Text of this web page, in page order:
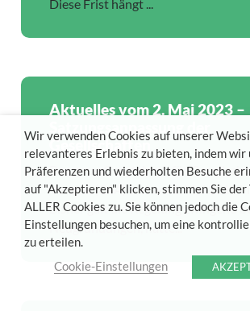
Diese Frist hängt ...
Aktuelles vom 2. Mai 2023 –
Satzungsanpassung der
Gesellschaften
Das neue Gesetzbuch für
Vereine (CSA) trat am 1. Mai 2019
Bisher galt die Regelung zwingend
Neugründungen, hatte...
Wir verwenden Cookies auf unserer
relevanteres Erlebnis zu bieten, indem wir
Präferenzen und wiederholten Besuche
auf "Akzeptieren" klicken, stimmen Sie der
ALLER Cookies zu. Sie können jedoch die
Einstellungen besuchen, um eine
zu erteilen.
Cookie-Einstellungen